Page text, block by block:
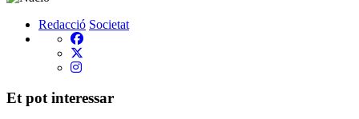
Redacció Societat
Et pot interessar